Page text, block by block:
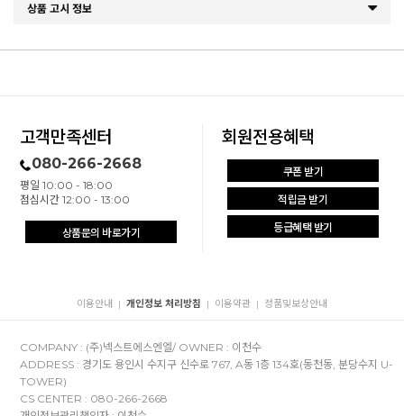
상품 고시 정보
고객만족센터
080-266-2668
평일 10:00 - 18:00
점심시간 12:00 - 13:00
상품문의 바로가기
회원전용혜택
쿠폰 받기
적립금 받기
등급혜택 받기
이용안내 | 개인정보 처리방침 | 이용약관 | 정품및보상안내
COMPANY : (주)넥스트에스엔엘/ OWNER : 이천수
ADDRESS : 경기도 용인시 수지구 신수로 767, A동 1층 134호(동천동, 분당수지 U-
TOWER)
CS CENTER : 080-266-2668